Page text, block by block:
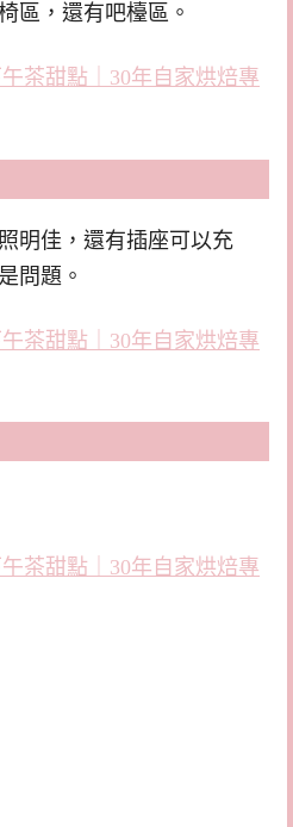
區，還有吧檯區。
明佳，還有插座可以充
問題。